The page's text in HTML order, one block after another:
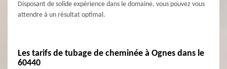
Disposant de solide expérience dans le domaine, vous pouvez vous
attendre à un résultat optimal.
Les tarifs de tubage de cheminée à Ognes dans le
60440